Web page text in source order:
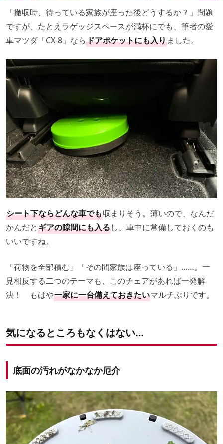
「撤収時、待っている家族が座った後どうするか？」問題
ですが、たとえラゲッジスペースが満杯にでも、筆者の愛
車マツダ「CX-8」ならドアポケットにも入りました。
シート下ならどんな車でも収まりそう。薄いので、なんだ
かんだとギアの隙間にも入るし、車中に常備しておくのも
いいですね。
「荷物を全部積む」「その間家族は座っている」……。一
見相反する二つのテーマも、このチェアがあれば一発解
決！ もはや一家に一台備えておきたいマルチぶりです。
気になるところもなくはない…
底面の汚れがなかなか厄介